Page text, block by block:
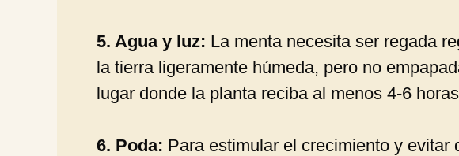
5. Agua y luz: La menta necesita ser regada
la tierra ligeramente húmeda, pero no
lugar donde la planta reciba al menos 4-6
6. Poda: Para estimular el crecimiento y evitar